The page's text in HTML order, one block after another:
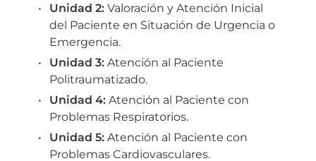
Unidad 2: Valoración y Atención Inicial
del Paciente en Situación de Urgencia o
Emergencia.
Unidad 3: Atención al Paciente
Politraumatizado.
Unidad 4: Atención al Paciente con
Problemas Respiratorios.
Unidad 5: Atención al Paciente con
Problemas Cardiovasculares.